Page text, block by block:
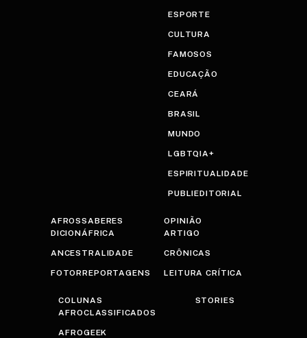
ESPORTE
CULTURA
FAMOSOS
EDUCAÇÃO
CEARÁ
BRASIL
MUNDO
LGBTQIA+
ESPIRITUALIDADE
PUBLIEDITORIAL
AFROSSABERES
DICIONÁFRICA
ANCESTRALIDADE
FOTORREPORTAGENS
OPINIÃO
ARTIGO
CRÔNICAS
LEITURA CRÍTICA
COLUNAS
AFROCLASSIFICADOS
AFROGEEK
STORIES